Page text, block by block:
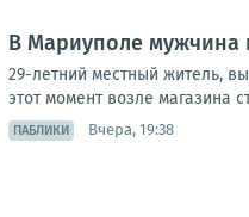
В Мариуполе мужчина
29-летний местный житель,
этот момент возле магазина
ПАБЛИКИ Вчера, 19:38